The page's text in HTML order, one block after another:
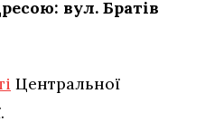
вул. Братів
Центральної